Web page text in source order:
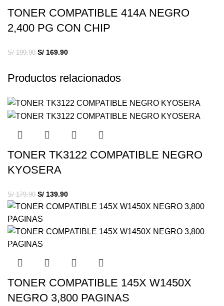
TONER COMPATIBLE 414A NEGRO
2,400 PG CON CHIP
S/199.90 S/ 169.90
Productos relacionados
TONER TK3122 COMPATIBLE NEGRO
KYOSERA
S/179.90 S/ 139.90
TONER COMPATIBLE 145X W1450X
NEGRO 3,800 PAGINAS